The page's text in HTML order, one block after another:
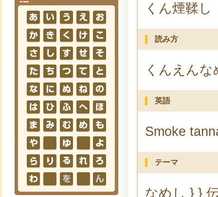
くん煙鞣し
読み方
くんえんな
英語
Smoke
テーマ
なめし } }